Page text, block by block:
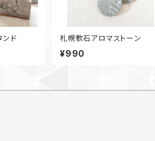
ンド 札幌軟石アロマストーン
¥990